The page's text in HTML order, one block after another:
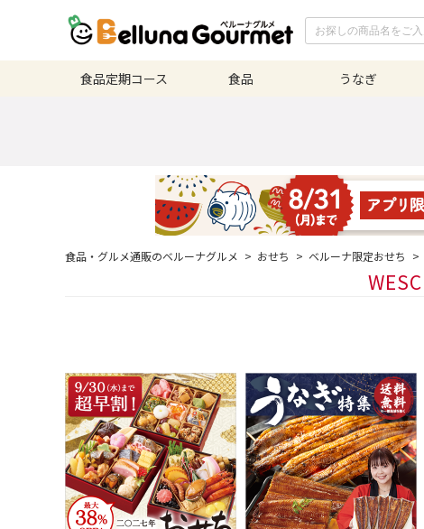
食品定期コース 食品 うなぎ
食品・グルメ通販のベルーナグルメ > おせち > ベルーナ限定おせち >